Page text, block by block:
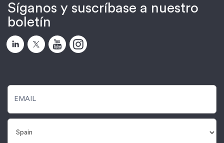
Síganos y suscríbase a nuestro
boletín